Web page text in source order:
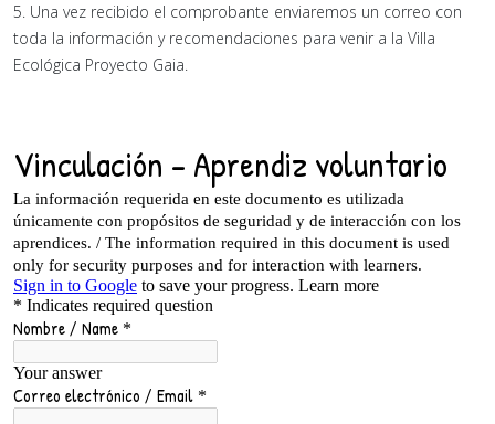
5. Una vez recibido el comprobante enviaremos un correo con
toda la información y recomendaciones para venir a la Villa
Ecológica Proyecto Gaia.